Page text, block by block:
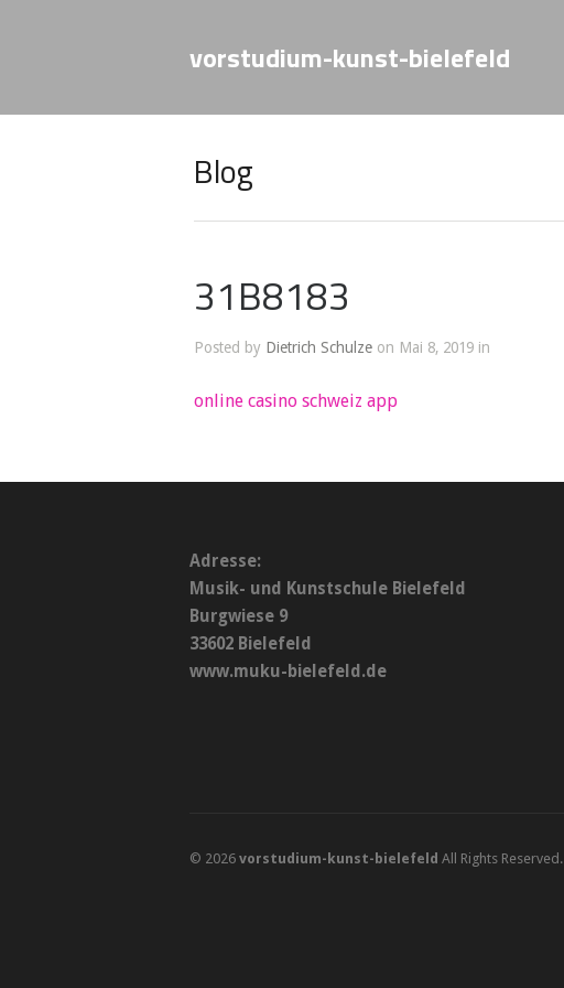
vorstudium-kunst-bielefeld
Blog
31B8183
Posted by Dietrich Schulze on Mai 8, 2019 in
online casino schweiz app
Adresse:
Musik- und Kunstschule Bielefeld
Burgwiese 9
33602 Bielefeld
www.muku-bielefeld.de
© 2026 vorstudium-kunst-bielefeld All Rights Reserved.